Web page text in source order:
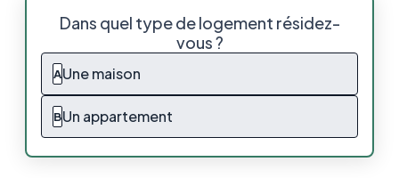
Dans quel type de logement résidez-
vous ?
AUne maison
BUn appartement
Les panneaux solaires LG : Vous saurez
tout
Les panneaux solaires LG NeON série R
Les panneaux solaires LG NeON série H